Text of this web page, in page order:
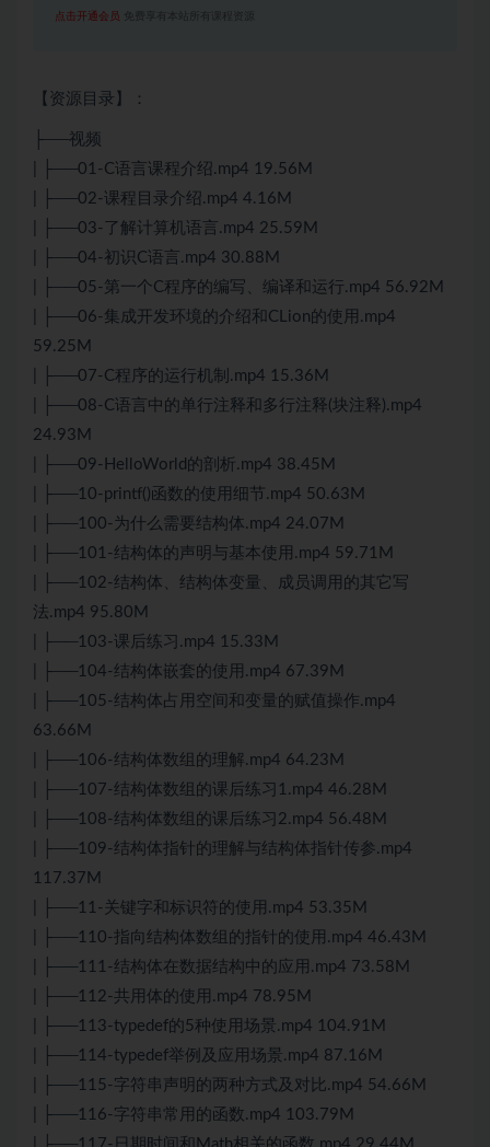
点击开通会员 免费享有本站所有课程资源
【资源目录】：
├──视频
| ├──01-C语言课程介绍.mp4 19.56M
| ├──02-课程目录介绍.mp4 4.16M
| ├──03-了解计算机语言.mp4 25.59M
| ├──04-初识C语言.mp4 30.88M
| ├──05-第一个C程序的编写、编译和运行.mp4 56.92M
| ├──06-集成开发环境的介绍和CLion的使用.mp4
59.25M
| ├──07-C程序的运行机制.mp4 15.36M
| ├──08-C语言中的单行注释和多行注释(块注释).mp4
24.93M
| ├──09-HelloWorld的剖析.mp4 38.45M
| ├──10-printf()函数的使用细节.mp4 50.63M
| ├──100-为什么需要结构体.mp4 24.07M
| ├──101-结构体的声明与基本使用.mp4 59.71M
| ├──102-结构体、结构体变量、成员调用的其它写
法.mp4 95.80M
| ├──103-课后练习.mp4 15.33M
| ├──104-结构体嵌套的使用.mp4 67.39M
| ├──105-结构体占用空间和变量的赋值操作.mp4
63.66M
| ├──106-结构体数组的理解.mp4 64.23M
| ├──107-结构体数组的课后练习1.mp4 46.28M
| ├──108-结构体数组的课后练习2.mp4 56.48M
| ├──109-结构体指针的理解与结构体指针传参.mp4
117.37M
| ├──11-关键字和标识符的使用.mp4 53.35M
| ├──110-指向结构体数组的指针的使用.mp4 46.43M
| ├──111-结构体在数据结构中的应用.mp4 73.58M
| ├──112-共用体的使用.mp4 78.95M
| ├──113-typedef的5种使用场景.mp4 104.91M
| ├──114-typedef举例及应用场景.mp4 87.16M
| ├──115-字符串声明的两种方式及对比.mp4 54.66M
| ├──116-字符串常用的函数.mp4 103.79M